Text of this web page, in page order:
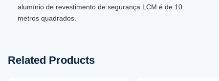
alumínio de revestimento de segurança LCM é de 10
metros quadrados.
Related Products